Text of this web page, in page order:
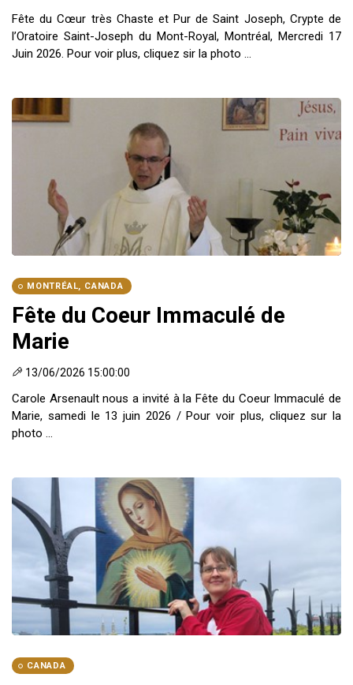
Fête du Cœur très Chaste et Pur de Saint Joseph, Crypte de
l’Oratoire Saint-Joseph du Mont-Royal, Montréal, Mercredi 17
Juin 2026. Pour voir plus, cliquez sir la photo ...
MONTRÉAL, CANADA
Fête du Coeur Immaculé de
Marie
13/06/2026 15:00:00
Carole Arsenault nous a invité à la Fête du Coeur Immaculé de
Marie, samedi le 13 juin 2026 / Pour voir plus, cliquez sur la
photo ...
CANADA